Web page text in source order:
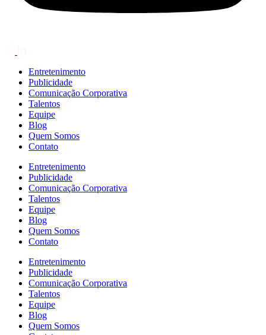
Entretenimento
Publicidade
Comunicação Corporativa
Talentos
Equipe
Blog
Quem Somos
Contato
Entretenimento
Publicidade
Comunicação Corporativa
Talentos
Equipe
Blog
Quem Somos
Contato
Entretenimento
Publicidade
Comunicação Corporativa
Talentos
Equipe
Blog
Quem Somos